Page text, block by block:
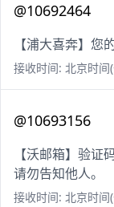
@10692464
【浦大喜奔】您
接收时间: 北京时
@10693156
【沃邮箱】验证
请勿告知他人。
接收时间: 北京时